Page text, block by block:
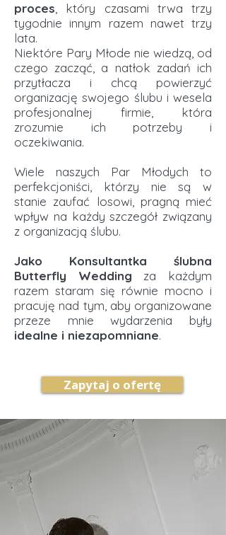
proces , który czasami trwa trzy
tygodnie innym razem nawet trzy
lata.
Niektóre Pary Młode nie wiedzą, od
czego zacząć, a natłok zadań ich
przytłacza i chcą powierzyć
organizację swojego ślubu i wesela
profesjonalnej firmie, która
zrozumie ich potrzeby i
oczekiwania.
Wiele naszych Par Młodych to
perfekcjoniści, którzy nie są w
stanie zaufać losowi, pragną mieć
wpływ na każdy szczegół związany
z organizacją ślubu.
Jako
Konsultantka ślubna
Butterfly Wedding za każdym
razem staram się równie mocno i
pracuję nad tym, aby organizowane
przeze mnie wydarzenia były
idealne i niezapomniane.
Zapytaj o ofertę